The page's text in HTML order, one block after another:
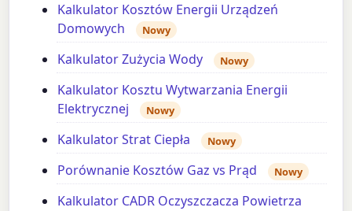
Kalkulator Kosztów Energii Urządzeń
Domowych
Nowy
Kalkulator Zużycia Wody Nowy
Kalkulator Kosztu Wytwarzania Energii
Elektrycznej
Nowy
Kalkulator Strat Ciepła Nowy
Porównanie Kosztów Gaz vs Prąd Nowy
Kalkulator CADR Oczyszczacza Powietrza